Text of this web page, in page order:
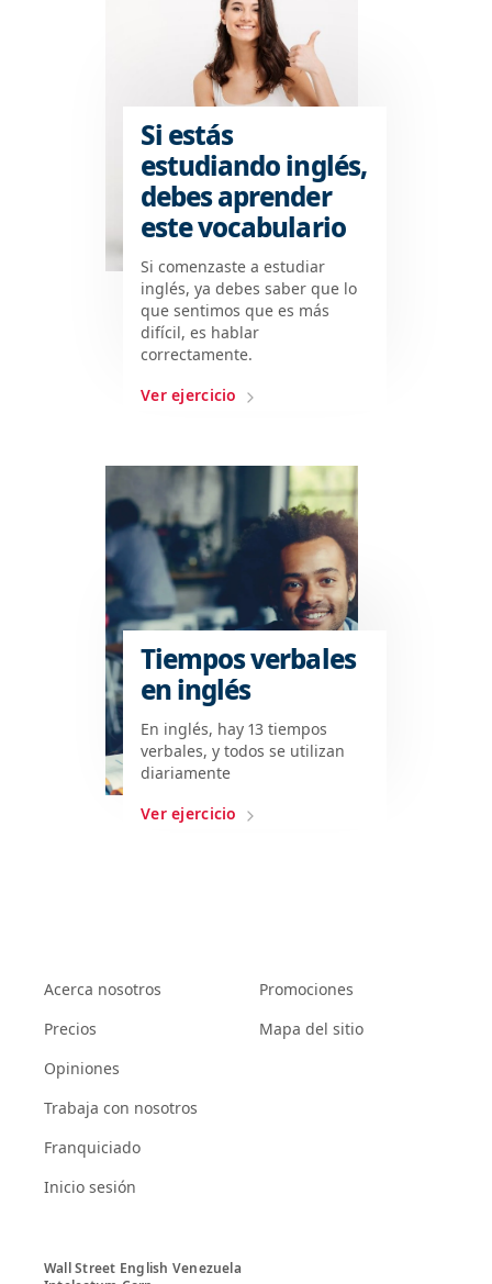
Si estás
estudiando inglés,
debes aprender
este vocabulario
Si comenzaste a estudiar
inglés, ya debes saber que lo
que sentimos que es más
difícil, es hablar
correctamente.
Ver ejercicio
Tiempos verbales
en inglés
En inglés, hay 13 tiempos
verbales, y todos se utilizan
diariamente
Ver ejercicio
Acerca nosotros
Precios
Opiniones
Trabaja con nosotros
Franquiciado
Inicio sesión
Promociones
Mapa del sitio
Wall Street English Venezuela